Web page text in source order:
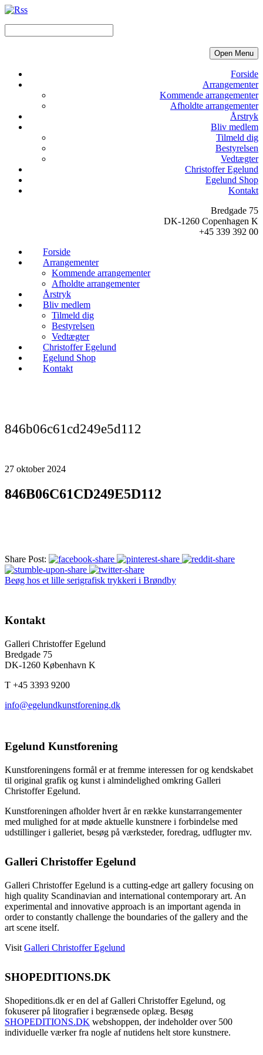
Open Menu
Forside
Arrangementer
Kommende arrangementer
Afholdte arrangementer
Årstryk
Bliv medlem
Tilmeld dig
Bestyrelsen
Vedtægter
Christoffer Egelund
Egelund Shop
Kontakt
Bredgade 75
DK-1260 Copenhagen K
+45 339 392 00
Forside
Arrangementer
Kommende arrangementer
Afholdte arrangementer
Årstryk
Bliv medlem
Tilmeld dig
Bestyrelsen
Vedtægter
Christoffer Egelund
Egelund Shop
Kontakt
846b06c61cd249e5d112
27 oktober 2024
846B06C61CD249E5D112
Share Post:
Beøg hos et lille serigrafisk trykkeri i Brøndby
Kontakt
Galleri Christoffer Egelund
Bredgade 75
DK-1260 København K
T +45 3393 9200
info@egelundkunstforening.dk
Egelund Kunstforening
Kunstforeningens formål er at fremme interessen for og kendskabet
til original grafik og kunst i almindelighed omkring Galleri
Christoffer Egelund.
Kunstforeningen afholder hvert år en række kunstarrangementer
med mulighed for at møde aktuelle kunstnere i forbindelse med
udstillinger i galleriet, besøg på værksteder, foredrag, udflugter mv.
Galleri Christoffer Egelund
Galleri Christoffer Egelund is a cutting-edge art gallery focusing on
high quality Scandinavian and international contemporary art. An
experimental and innovative approach is an important agenda in
order to constantly challenge the boundaries of the gallery and the
art scene itself.
Visit Galleri Christoffer Egelund
SHOPEDITIONS.DK
Shopeditions.dk er en del af Galleri Christoffer Egelund, og
fokuserer på litografier i begrænsede oplæg. Besøg
SHOPEDITIONS.DK webshoppen, der indeholder over 500
individuelle værker fra nogle af nutidens helt store kunstnere.